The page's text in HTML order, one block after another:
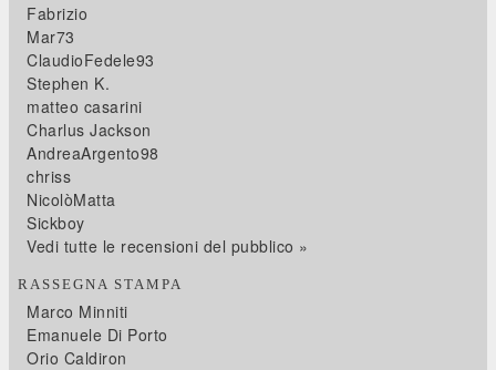
Fabrizio
Mar73
ClaudioFedele93
Stephen K.
matteo casarini
Charlus Jackson
AndreaArgento98
chriss
NicolòMatta
Sickboy
Vedi tutte le recensioni del pubblico »
RASSEGNA STAMPA
Marco Minniti
Emanuele Di Porto
Orio Caldiron